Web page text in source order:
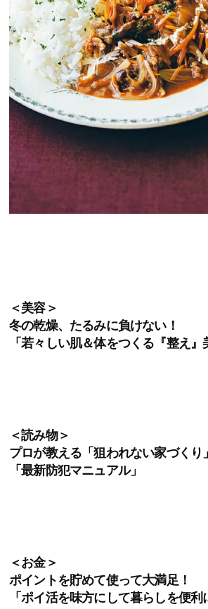
＜美容＞
冬の乾燥、たるみに負けない！
「若々しい肌＆体をつくる『整え』
＜読み物＞
プロが教える「狙われない家づくり
「最新防犯マニュアル」
＜お金＞
ポイントを貯めて使って大満足！
「ポイ活を味方にして暮らしを便利